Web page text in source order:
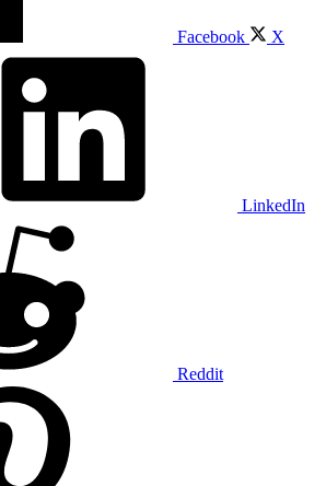
Facebook X
LinkedIn
Reddit